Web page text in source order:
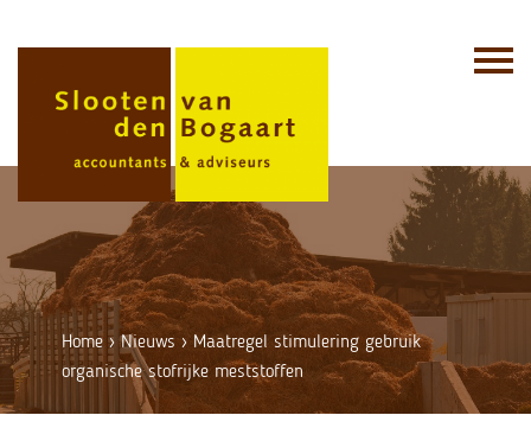
Home ›Nieuws › Maatregel stimulering gebruik
organische stofrijke meststoffen